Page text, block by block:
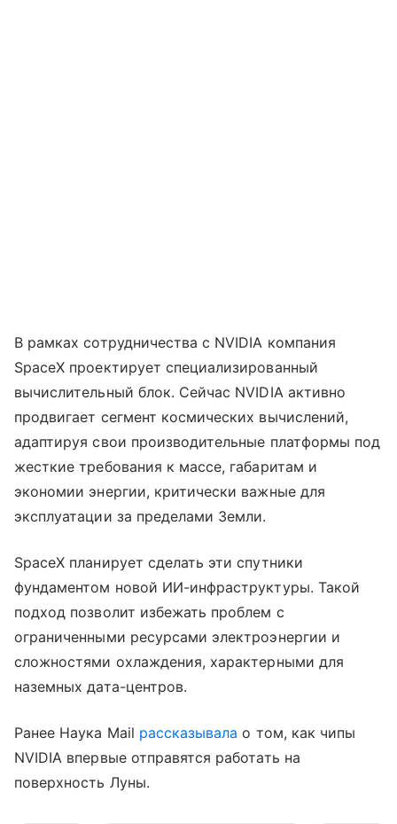
В рамках сотрудничества с NVIDIA компания
SpaceX проектирует специализированный
вычислительный блок. Сейчас NVIDIA активно
продвигает сегмент космических вычислений,
адаптируя свои производительные платформы под
жесткие требования к массе, габаритам и
экономии энергии, критически важные для
эксплуатации за пределами Земли.
SpaceX планирует сделать эти спутники
фундаментом новой ИИ-инфраструктуры. Такой
подход позволит избежать проблем с
ограниченными ресурсами электроэнергии и
сложностями охлаждения, характерными для
наземных дата-центров.
Ранее Наука Mail рассказывала о том, как чипы
NVIDIA впервые отправятся работать на
поверхность Луны.